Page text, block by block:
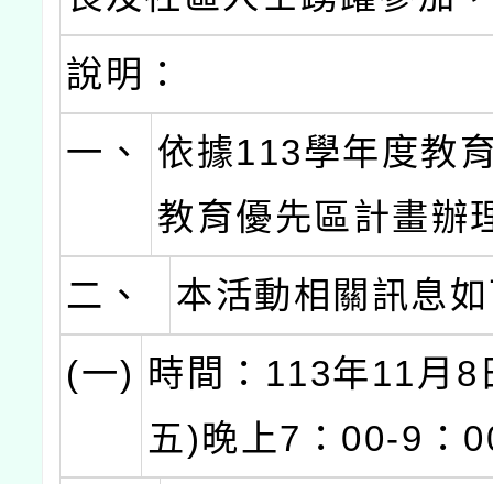
說明：
一、
依據113學年度教
教育優先區計畫辦
二、
本活動相關訊息
(一) 時間：113年11月8
五)晚上7：00-9：